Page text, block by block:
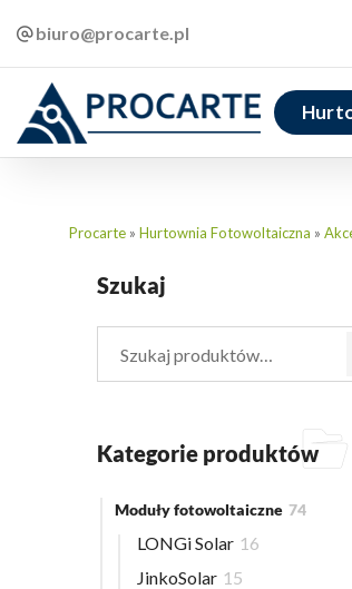
biuro@procarte.pl
Procarte » Hurtownia Fotowoltaiczna »
Szukaj
Kategorie produktów
Moduły fotowoltaiczne 74
LONGi Solar 16
JinkoSolar 15